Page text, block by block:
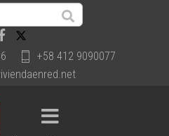
+58 412 9090077